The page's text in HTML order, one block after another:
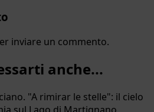
inviare un commento.
anche...